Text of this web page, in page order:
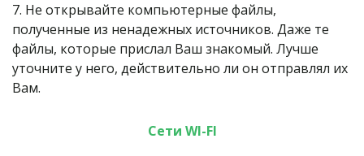
7. Не открывайте компьютерные файлы,
полученные из ненадежных источников. Даже те
файлы, которые прислал Ваш знакомый. Лучше
уточните у него, действительно ли он отправлял их
Вам.
Сети WI-FI